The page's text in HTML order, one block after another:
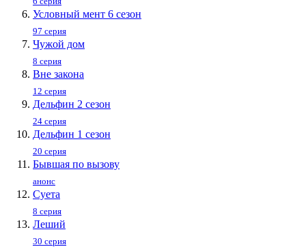
Условный мент 6 сезон
97 серия
Чужой дом
8 серия
Вне закона
12 серия
Дельфин 2 сезон
24 серия
Дельфин 1 сезон
20 серия
Бывшая по вызову
анонс
Суета
8 серия
Леший
30 серия